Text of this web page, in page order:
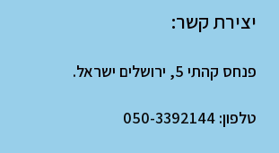
יצירת קשר:
פנחס קהתי 5, ירושלים ישראל.
טלפון:050-3392144